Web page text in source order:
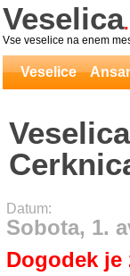
Veselica
Vse veselice na enem
Veselice
Veseli
Datum:
Sobota, 1.
Dogodek je